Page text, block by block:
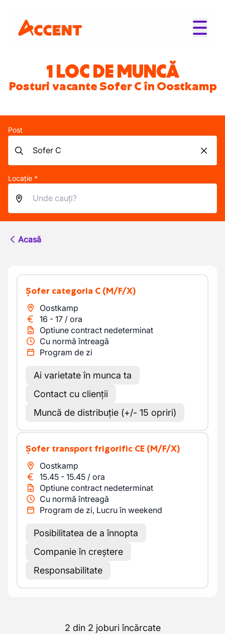
1 LOC DE MUNCĂ
Posturi vacante Sofer C în Oostkamp
Post
Locație *
Acasă
Șofer categoria C (M/F/X)
Oostkamp
16 - 17 / ora
Optiune contract nedeterminat
Cu normă întreagă
Program de zi
Ai varietate în munca ta
Contact cu clienții
Muncă de distribuție (+/- 15 opriri)
Șofer transport frigorific CE (M/F/X)
Oostkamp
15.45 - 15.45 / ora
Optiune contract nedeterminat
Cu normă întreagă
Program de zi, Lucru în weekend
Posibilitatea de a înnopta
Companie în creștere
Responsabilitate
2 din 2 joburi încărcate